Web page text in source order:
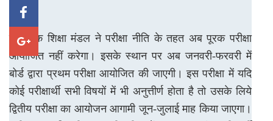
माध्यमिक शिक्षा मंडल ने परीक्षा नीति के तहत अब पूरक परीक्षा
आयोजित नहीं करेगा। इसके स्थान पर अब जनवरी-फरवरी में
बोर्ड द्वारा प्रथम परीक्षा आयोजित की जाएगी। इस परीक्षा में यदि
कोई परीक्षार्थी सभी विषयों में भी अनुत्तीर्ण होता है तो उसके लिये
द्वितीय परीक्षा का आयोजन आगामी जून-जुलाई माह किया जाएगा।